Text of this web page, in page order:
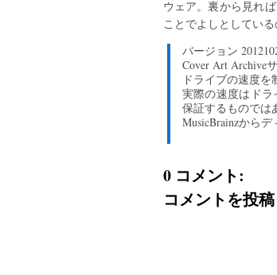
ウェア。裏から見れ
ことでよしとしてい
バージョン
Cover Art Archive
ドライブの速度
実際の速度はド
保証するものでは
MusicBrainzから
0 コメント:
コメントを投稿